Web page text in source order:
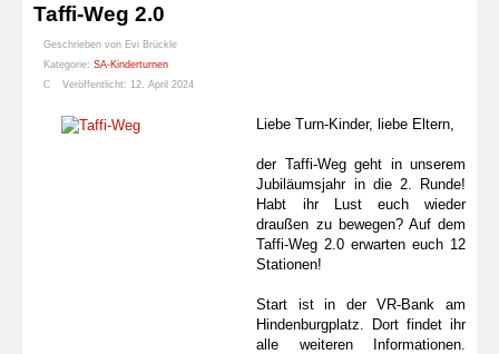
Taffi-Weg 2.0
Geschrieben von Evi Brückle
Kategorie: SA-Kinderturnen
Veröffentlicht: 12. April 2024
Liebe Turn-Kinder, liebe Eltern,
der Taffi-Weg geht in unserem
Jubiläumsjahr in die 2. Runde!
Habt ihr Lust euch wieder
draußen zu bewegen? Auf dem
Taffi-Weg 2.0 erwarten euch 12
Stationen!
Start ist in der VR-Bank am
Hindenburgplatz. Dort findet ihr
alle weiteren Informationen.